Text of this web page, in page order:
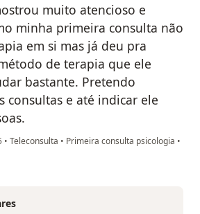
muito atencioso e
minha primeira consulta não
em si mas já deu pra
de terapia que ele
bastante. Pretendo
consultas e até indicar ele
• Teleconsulta • Primeira consulta psicologia •
Dias